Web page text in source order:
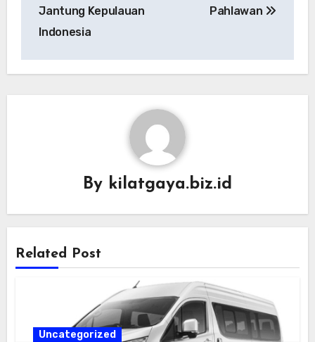
Jantung Kepulauan
Indonesia
Pahlawan
By kilatgaya.biz.id
Related Post
Uncategorized